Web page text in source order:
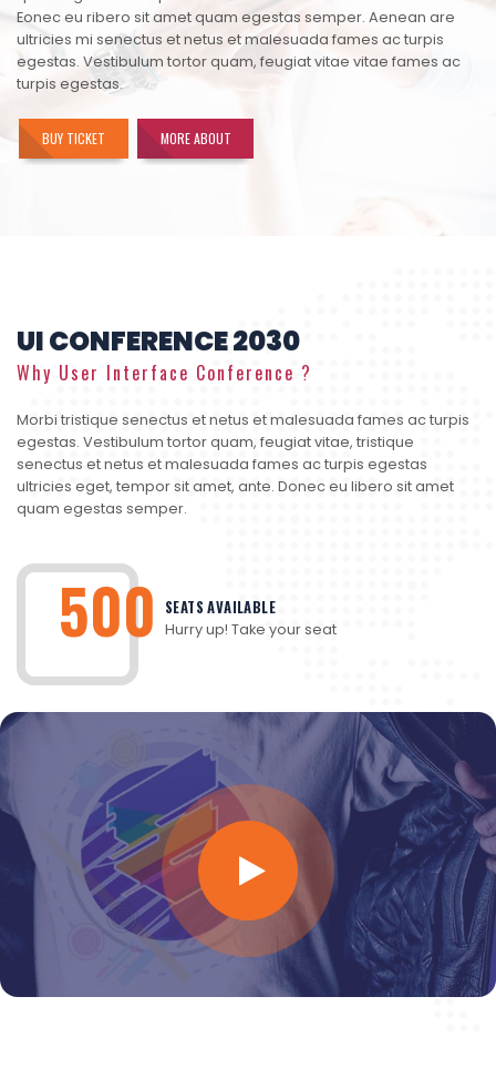
Eonec eu ribero sit amet quam egestas semper. Aenean are
ultricies mi senectus et netus et malesuada fames ac turpis
egestas. Vestibulum tortor quam, feugiat vitae vitae fames ac
turpis egestas.
BUY TICKET MORE ABOUT
UI CONFERENCE 2030
Why User Interface Conference ?
Morbi tristique senectus et netus et malesuada fames ac turpis
egestas. Vestibulum tortor quam, feugiat vitae, tristique
senectus et netus et malesuada fames ac turpis egestas
ultricies eget, tempor sit amet, ante. Donec eu libero sit amet
quam egestas semper.
500 SEATS AVAILABLE
Hurry up! Take your seat